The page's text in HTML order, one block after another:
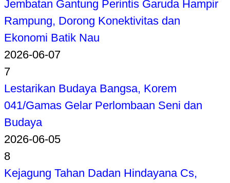
Jembatan Gantung Perintis Garuda Hampir
Rampung, Dorong Konektivitas dan
Ekonomi Batik Nau
2026-06-07
7
Lestarikan Budaya Bangsa, Korem
041/Gamas Gelar Perlombaan Seni dan
Budaya
2026-06-05
8
Kejagung Tahan Dadan Hindayana Cs,